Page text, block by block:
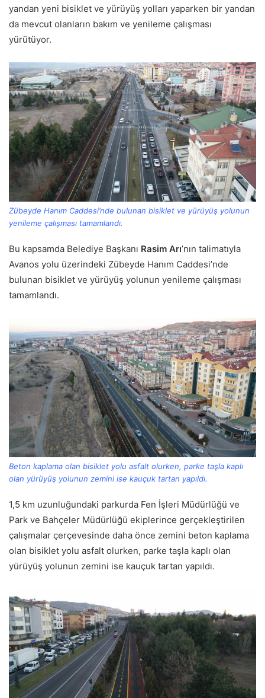
yandan yeni bisiklet ve yürüyüş yolları yaparken bir yandan
da mevcut olanların bakım ve yenileme çalışması
yürütüyor.
Zübeyde Hanım Caddesi’nde bulunan bisiklet ve yürüyüş yolunun
yenileme çalışması tamamlandı.
Bu kapsamda Belediye Başkanı Rasim Arı’nın talimatıyla
Avanos yolu üzerindeki Zübeyde Hanım Caddesi’nde
bulunan bisiklet ve yürüyüş yolunun yenileme çalışması
tamamlandı.
Beton kaplama olan bisiklet yolu asfalt olurken, parke taşla kaplı
olan yürüyüş yolunun zemini ise kauçuk tartan yapıldı.
1,5 km uzunluğundaki parkurda Fen İşleri Müdürlüğü ve
Park ve Bahçeler Müdürlüğü ekiplerince gerçekleştirilen
çalışmalar çerçevesinde daha önce zemini beton kaplama
olan bisiklet yolu asfalt olurken, parke taşla kaplı olan
yürüyüş yolunun zemini ise kauçuk tartan yapıldı.